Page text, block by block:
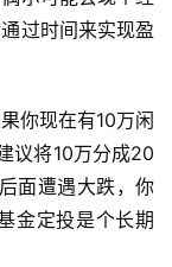
过时间来实现盈
你现在有10万闲
议将10万分成20
面遭遇大跌，你
金定投是个长期